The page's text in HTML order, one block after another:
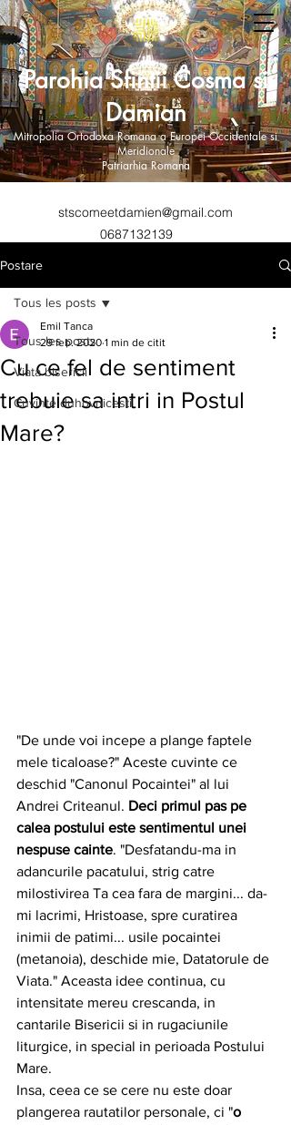
Parohia Sfintii Cosma si
Damian
Mitropolia Ortodoxa Romana a Europei Occidentale si
Meridionale
Patriarhia Romana
stscomeetdamien@gmail.com
0687132139
Postare
Tous les posts
Viata bisericii
Cuvinte duhovnicesti
Tous les posts
Cu ce fel de sentiment
trebuie sa intri in Postul
Mare?
Emil Tanca
29 feb. 2020 1 min de citit
"De unde voi incepe a plange faptele
mele ticaloase?" Aceste cuvinte ce
deschid "Canonul Pocaintei" al lui
Andrei Criteanul. Deci primul pas pe
calea postului este sentimentul unei
nespuse cainte. "Desfatandu-ma in
adancurile pacatului, strig catre
milostivirea Ta cea fara de margini... da-
mi lacrimi, Hristoase, spre curatirea
inimii de patimi... usile pocaintei
(metanoia), deschide mie, Datatorule de
Viata." Aceasta idee continua, cu
intensitate mereu crescanda, in
cantarile Bisericii si in rugaciunile
liturgice, in special in perioada Postului
Mare.
Insa, ceea ce se cere nu este doar
plangerea rautatilor personale, ci "o